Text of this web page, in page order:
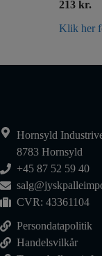
213 kr.
Klik her
Hornsyld
8783 Hornsyld
+45 87 52 59 40
CVR: 43361104
Persondatapolitik
Handelsvilkår